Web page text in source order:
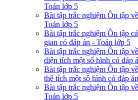
Toán lớp 5
Bài tập trắc nghiệm Ôn tập
Toán lớp 5
Bài tập trắc nghiệm Ôn tập
gian có đáp án - Toán lớp 5
Bài tập trắc nghiệm Ôn tập
diện tích một số hình có đáp
Bài tập trắc nghiệm Ôn tập
thể tích một số hình có đáp
Bài tập trắc nghiệm Ôn tập
Toán lớp 5